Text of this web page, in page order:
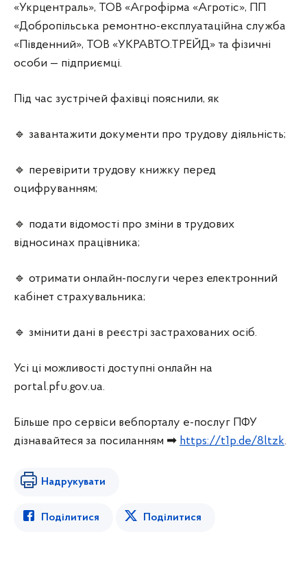
«Укрцентраль», ТОВ «Агрофірма «Агротіс», ПП
«Добропільська ремонтно-експлуатаційна служба
«Південний», ТОВ «УКРАВТО.ТРЕЙД» та фізичні
особи — підприємці.
Під час зустрічей фахівці пояснили, як
🔹 завантажити документи про трудову діяльність;
🔹 перевірити трудову книжку перед
оцифруванням;
🔹 подати відомості про зміни в трудових
відносинах працівника;
🔹 отримати онлайн-послуги через електронний
кабінет страхувальника;
🔹 змінити дані в реєстрі застрахованих осіб.
Усі ці можливості доступні онлайн на
portal.pfu.gov.ua.
Більше про сервіси вебпорталу е-послуг ПФУ
дізнавайтеся за посиланням ➡ https://t1p.de/8ltzk.
Надрукувати
Поділитися Поділитися